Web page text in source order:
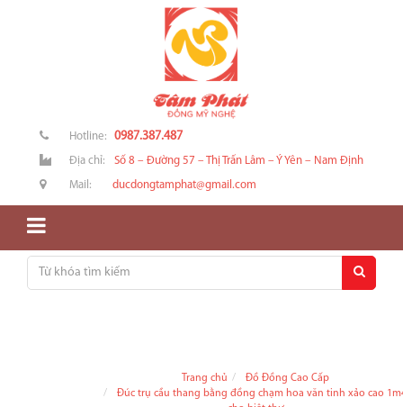
Hotline: 0987.387.487
Địa chỉ: Số 8 – Đường 57 – Thị Trấn Lâm – Ý Yên – Nam Định
Mail: ducdongtamphat@gmail.com
Trang chủ
Đồ Đồng Cao Cấp
Đúc trụ cầu thang bằng đồng chạm hoa văn tinh xảo cao